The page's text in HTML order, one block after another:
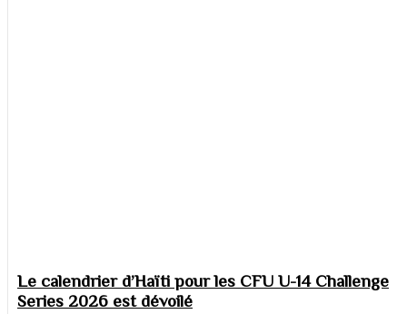
Le calendrier d’Haïti pour les CFU U-14 Challenge
Series 2026 est dévoilé